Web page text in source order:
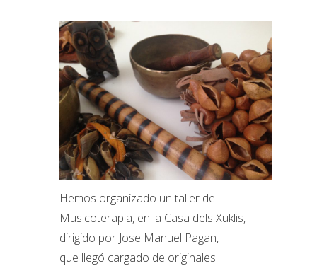
Hemos organizado un taller de
Musicoterapia, en la Casa dels Xuklis,
dirigido por Jose Manuel Pagan,
que llegó cargado de originales